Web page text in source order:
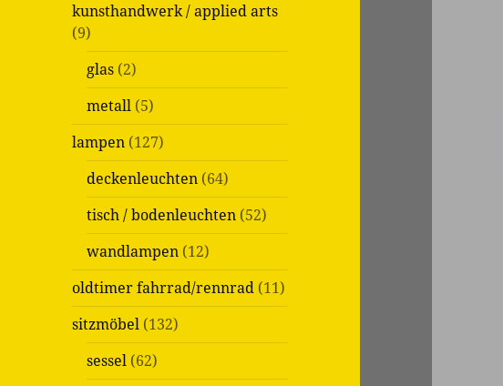
kunsthandwerk / applied arts
(9)
glas (2)
metall (5)
lampen (127)
deckenleuchten (64)
tisch / bodenleuchten (52)
wandlampen (12)
oldtimer fahrrad/rennrad (11)
sitzmöbel (132)
sessel (62)